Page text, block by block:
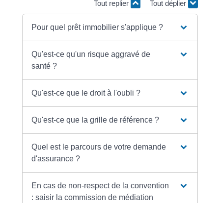
Tout replier Tout déplier
Pour quel prêt immobilier s'applique ?
Qu'est-ce qu'un risque aggravé de
santé ?
Qu'est-ce que le droit à l'oubli ?
Qu'est-ce que la grille de référence ?
Quel est le parcours de votre demande
d'assurance ?
En cas de non-respect de la convention
: saisir la commission de médiation